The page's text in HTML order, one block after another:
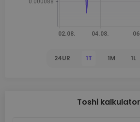
24UR 1T 1M 1L
Toshi kalkulator